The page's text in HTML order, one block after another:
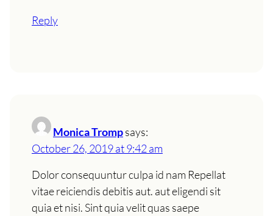
Reply
Monica Trompsays:
October 26, 2019 at 9:42 am
Dolor consequuntur culpa id nam Repellat
vitae reiciendis debitis aut. aut eligendi sit
quia et nisi. Sint quia velit quas saepe